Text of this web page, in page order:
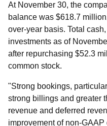
At November 30, the
balance was $618.7
over-year basis. Total
investments as of
after repurchasing $52.3
common stock.
"Strong bookings,
strong billings and greater
revenue and deferred
improvement of non-